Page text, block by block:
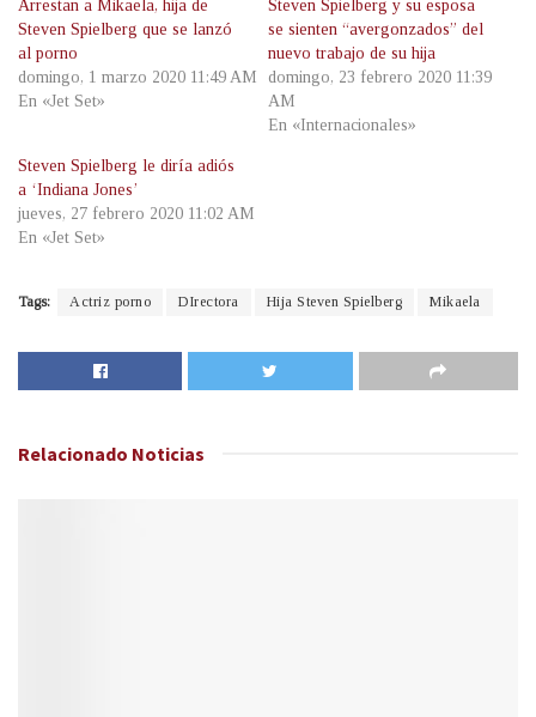
Arrestan a Mikaela, hija de
Steven Spielberg que se lanzó
al porno
domingo, 1 marzo 2020 11:49 AM
En «Jet Set»
Steven Spielberg y su esposa
se sienten “avergonzados” del
nuevo trabajo de su hija
domingo, 23 febrero 2020 11:39
AM
En «Internacionales»
Steven Spielberg le diría adiós
a ‘Indiana Jones’
jueves, 27 febrero 2020 11:02 AM
En «Jet Set»
Tags: Actriz porno DIrectora Hija Steven Spielberg Mikaela
Relacionado Noticias